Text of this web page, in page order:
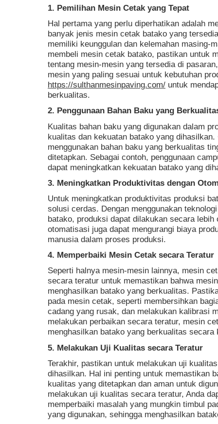
1. Pemilihan Mesin Cetak yang Tepat
Hal pertama yang perlu diperhatikan adalah
banyak jenis mesin cetak batako yang
memiliki keunggulan dan kelemahan masing-
membeli mesin cetak batako, pastikan untuk
tentang mesin-mesin yang tersedia di
mesin yang paling sesuai untuk kebutuhan
https://sulthanmesinpaving.com/ untuk
berkualitas.
2. Penggunaan Bahan Baku yang
Kualitas bahan baku yang digunakan dalam
kualitas dan kekuatan batako yang
menggunakan bahan baku yang berkualitas
ditetapkan. Sebagai contoh, penggunaan
dapat meningkatkan kekuatan batako yang
3. Meningkatkan Produktivitas dengan
Untuk meningkatkan produktivitas produksi
solusi cerdas. Dengan menggunakan
batako, produksi dapat dilakukan secara
otomatisasi juga dapat mengurangi biaya
manusia dalam proses produksi.
4. Memperbaiki Mesin Cetak secara Teratur
Seperti halnya mesin-mesin lainnya, mesin
secara teratur untuk memastikan bahwa
menghasilkan batako yang berkualitas.
pada mesin cetak, seperti membersihkan
cadang yang rusak, dan melakukan kalibrasi
melakukan perbaikan secara teratur, mesin
menghasilkan batako yang berkualitas secara
5. Melakukan Uji Kualitas secara Teratur
Terakhir, pastikan untuk melakukan uji
dihasilkan. Hal ini penting untuk memastikan
kualitas yang ditetapkan dan aman untuk
melakukan uji kualitas secara teratur, Anda
memperbaiki masalah yang mungkin timbul
yang digunakan, sehingga menghasilkan